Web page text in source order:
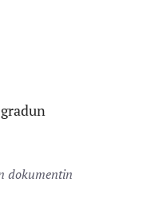
dokumentin